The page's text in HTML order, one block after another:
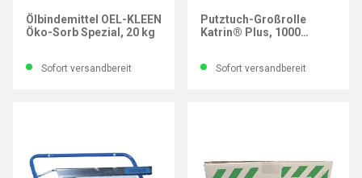
Ölbindemittel OEL-KLEEN
Öko-Sorb Spezial, 20 kg
Sofort versandbereit
Putztuch-Großrolle
Katrin® Plus, 1000
Sofort versandbereit